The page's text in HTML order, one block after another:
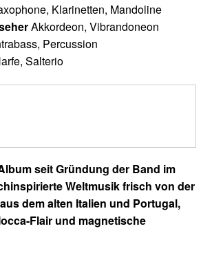
Klarinetten, Mandoline
Akkordeon, Vibrandoneon
Percussion
Salterio
seit Gründung der Band im
Weltmusik frisch von der
dem alten Italien und Portugal,
Flair und magnetische